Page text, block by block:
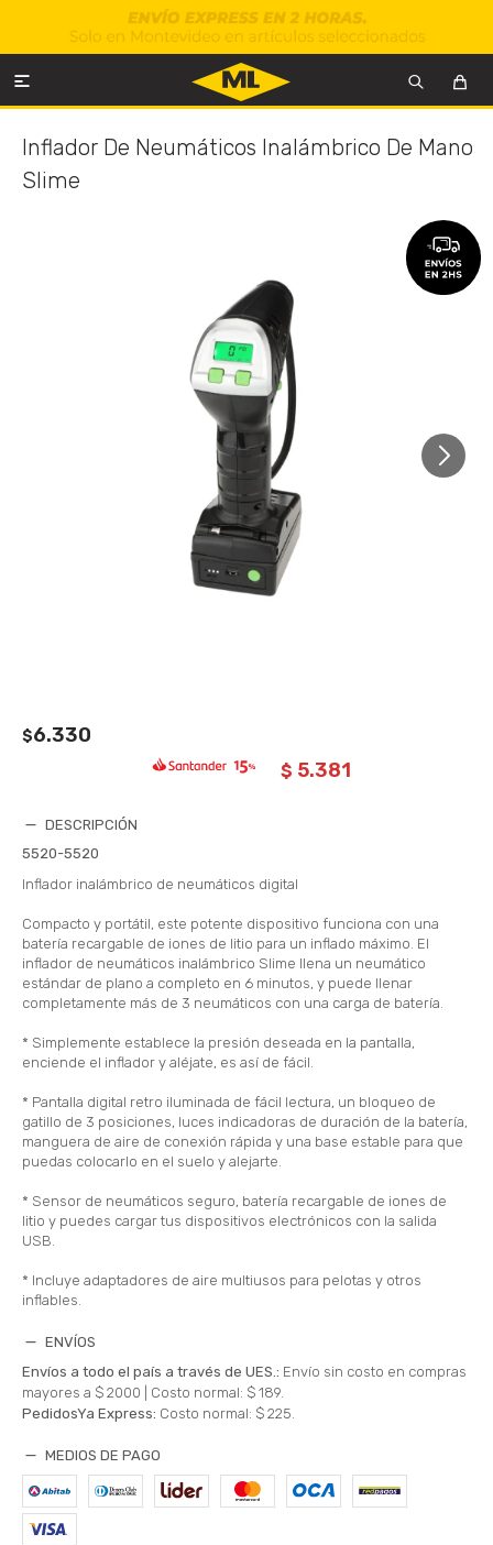

Inflador De Neumáticos Inalámbrico De Mano
Slime
$6.330
$ 5.381
DESCRIPCIÓN
5520-5520
Inflador inalámbrico de neumáticos digital
Compacto y portátil, este potente dispositivo funciona con una
batería recargable de iones de litio para un inflado máximo. El
inflador de neumáticos inalámbrico Slime llena un neumático
estándar de plano a completo en 6 minutos, y puede llenar
completamente más de 3 neumáticos con una carga de batería.
* Simplemente establece la presión deseada en la pantalla,
enciende el inflador y aléjate, es así de fácil.
* Pantalla digital retro iluminada de fácil lectura, un bloqueo de
gatillo de 3 posiciones, luces indicadoras de duración de la batería,
manguera de aire de conexión rápida y una base estable para que
puedas colocarlo en el suelo y alejarte.
* Sensor de neumáticos seguro, batería recargable de iones de
litio y puedes cargar tus dispositivos electrónicos con la salida
USB.
* Incluye adaptadores de aire multiusos para pelotas y otros
inflables.
ENVÍOS
Envíos a todo el país a través de UES.: Envío sin costo en compras
mayores a $ 2000 | Costo normal: $ 189.
PedidosYa Express: Costo normal: $ 225.
MEDIOS DE PAGO